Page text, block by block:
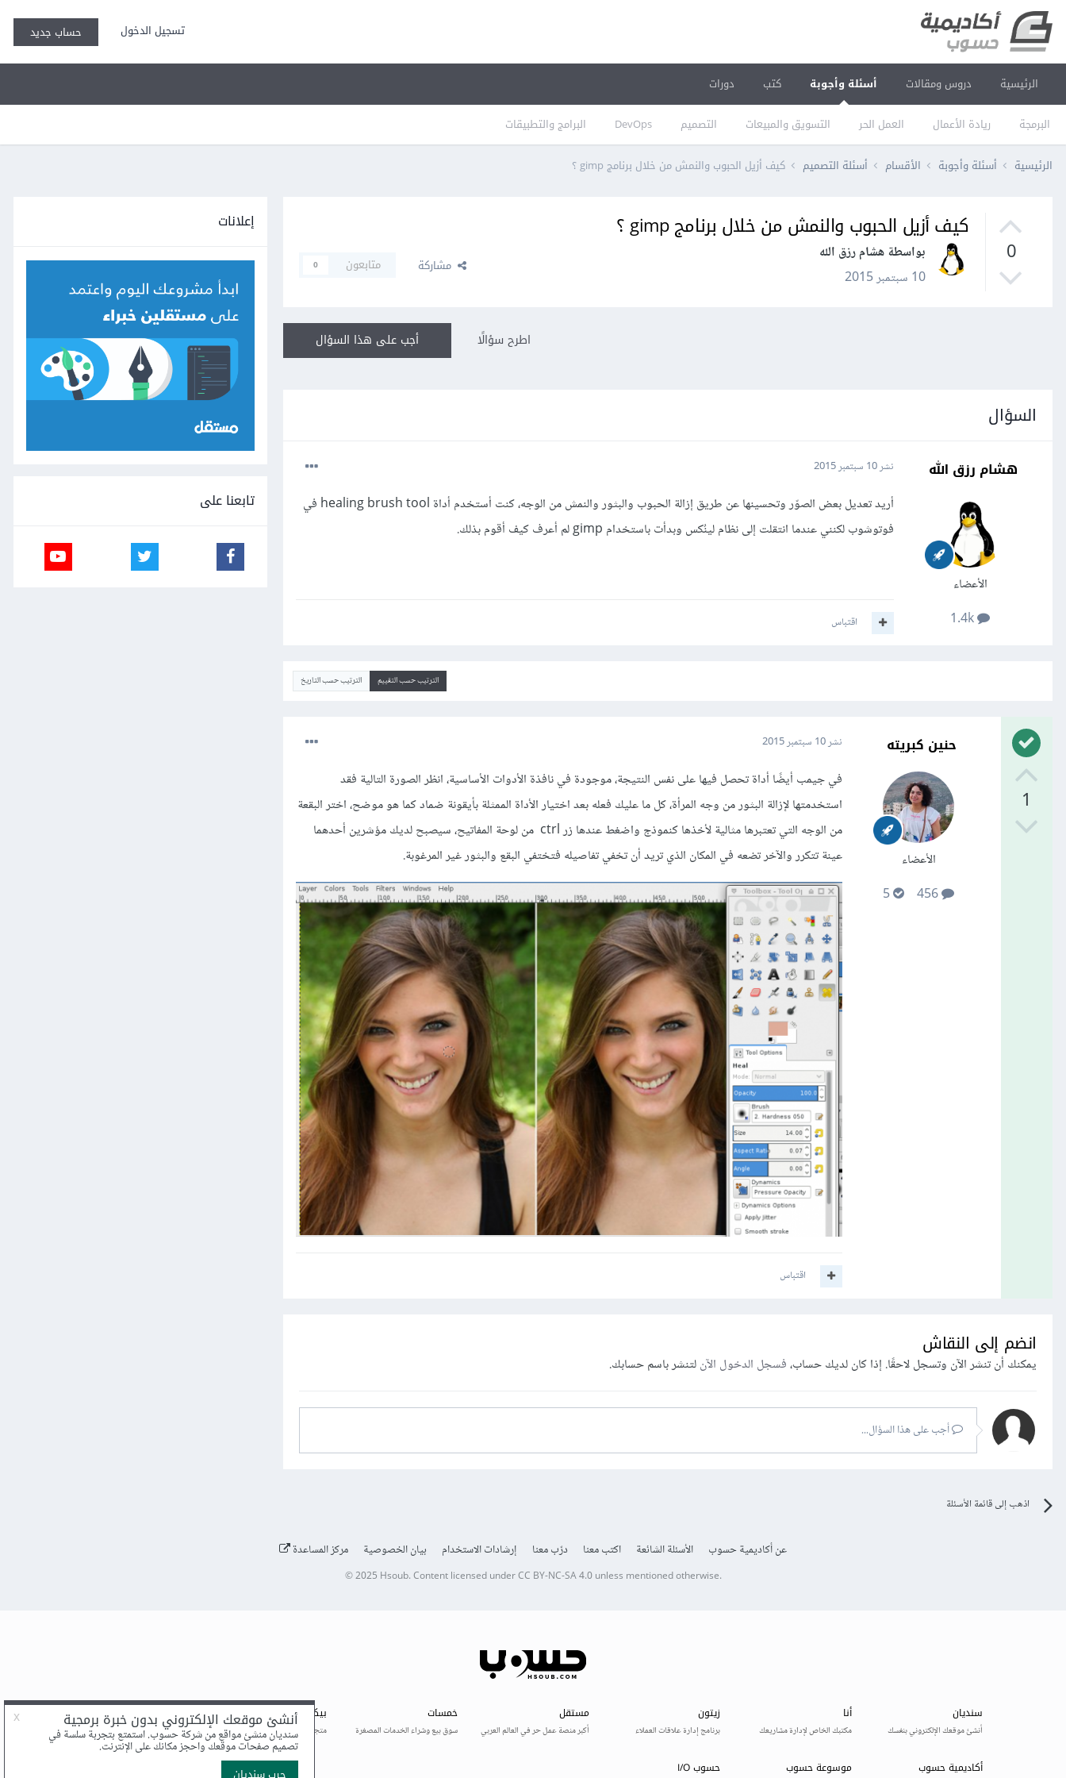
تسجيل الدخول حساب جديد
الرئيسية دروس ومقالات أسئلة وأجوبة
البرمجة ريادة الأعمال العمل الحر التسويق والمبيعات التصميم DevOps البرامج والتطبيقات
كتب دورات
الرئيسية أسئلة وأجوبة الأقسام أسئلة التصميم كيف أزيل الحبوب والنمش من خلال برنامج gimp ؟
0
كيف أزيل الحبوب والنمش من خلال برنامج gimp ؟
بواسطة هشام رزق الله
10 سبتمبر 2015
مشاركة متابعون 0
أجب على هذا السؤال اطرح سؤالًا
السؤال
هشام رزق الله
الأعضاء
نشر10 سبتمبر 2015
أريد تعديل بعض الصوّر وتحسينها عن طريق إزالة الحبوب والبثور والنمش من الوجه، كنت أستخدم أداة healing brush tool في
فوتوشوب لكنني عندما انتقلت إلى نظام لينُكس وبدأت باستخدام gimp لم أعرف كيف أقوم بذلك.
اقتباس
الترتيب حسب التقييم الترتيب حسب التاريخ
1
حنين كبريته
الأعضاء
نشر10 سبتمبر 2015
في جيمب أيضًا أداة تحصل فيها على نفس النتيجة، موجودة في نافذة الأدوات الأساسية، انظر الصورة التالية فقد
استخدمتها لإزالة البثور من وجه المرأة، كل ما عليك فعله بعد اختيار الأداة الممثلة بأيقونة ضماد كما هو موضح، اختر البقعة
من الوجه التي تعتبرها مثالية لأخذها كنموذج واضغط عندها زر ctrl من لوحة المفاتيح، سيصبح لديك مؤشرين أحدهما
عينة تتكرر والآخر تضعه في المكان الذي تريد أن تخفي تفاصيله فتختفي البقع والبثور غير المرغوبة.
اقتباس
انضم إلى النقاش
يمكنك أن تنشر الآن وتسجل لاحقًا. إذا كان لديك حساب،فسجل الدخول الآنلتنشر باسم حسابك.
أجب على هذا السؤال...
اذهب إلى قائمة الأسئلة
إعلانات
تابعنا على
عن أكاديمية حسوب الأسئلة الشائعة اكتب معنا درّب معنا إرشادات الاستخدام بيان الخصوصية مركز المساعدة
© 2025 Hsoub.Content licensed underCC BY-NC-SA 4.0unless mentioned otherwise.